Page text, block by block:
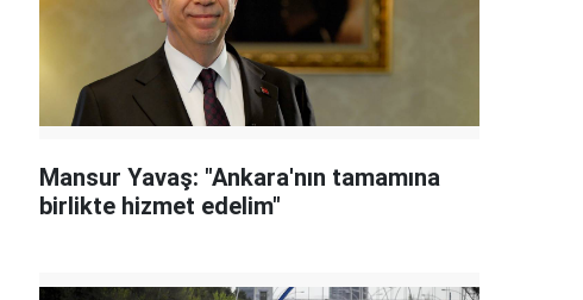
Mansur Yavaş: "Ankara'nın tamamına
birlikte hizmet edelim"